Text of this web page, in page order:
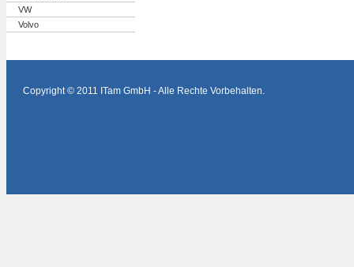
VW
Volvo
Copyright © 2011 ITam GmbH - Alle Rechte Vorbehalten.